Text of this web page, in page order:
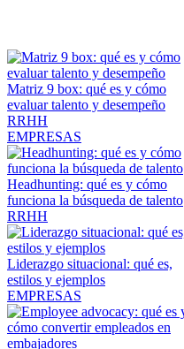
Matriz 9 box: qué es y cómo
evaluar talento y desempeño
RRHH
EMPRESAS
Headhunting: qué es y cómo
funciona la búsqueda de talento
RRHH
Liderazgo situacional: qué es,
estilos y ejemplos
EMPRESAS